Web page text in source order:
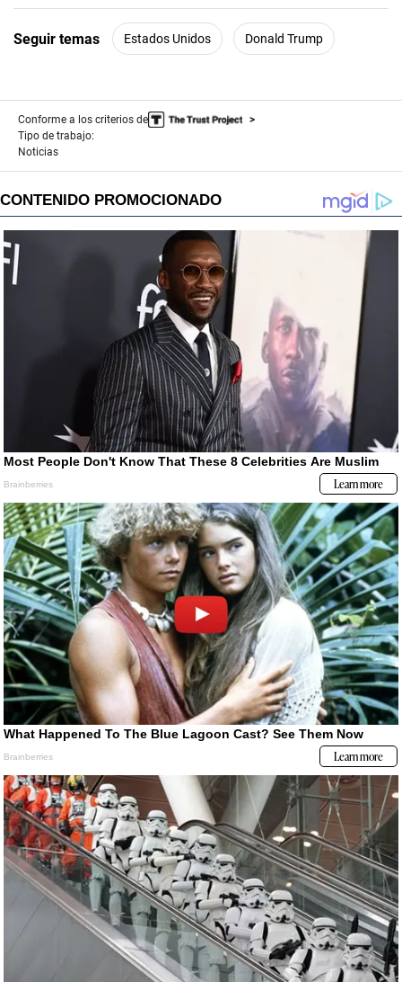
o
f
n
u
e
1
s
e
c
o
n
d
s
Seguir temas Estados Unidos Donald Trump
Conforme a los criterios de
Tipo de trabajo:
Noticias